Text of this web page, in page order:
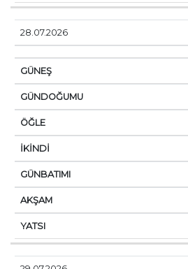
28.07.2026